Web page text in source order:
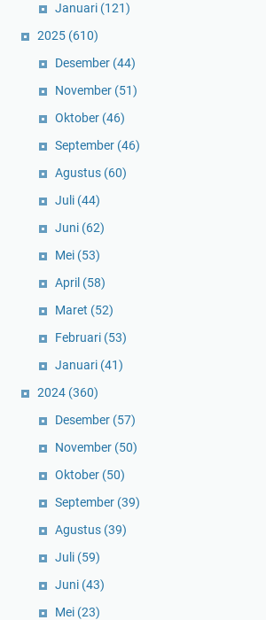
Januari (121)
2025 (610)
Desember (44)
November (51)
Oktober (46)
September (46)
Agustus (60)
Juli (44)
Juni (62)
Mei (53)
April (58)
Maret (52)
Februari (53)
Januari (41)
2024 (360)
Desember (57)
November (50)
Oktober (50)
September (39)
Agustus (39)
Juli (59)
Juni (43)
Mei (23)